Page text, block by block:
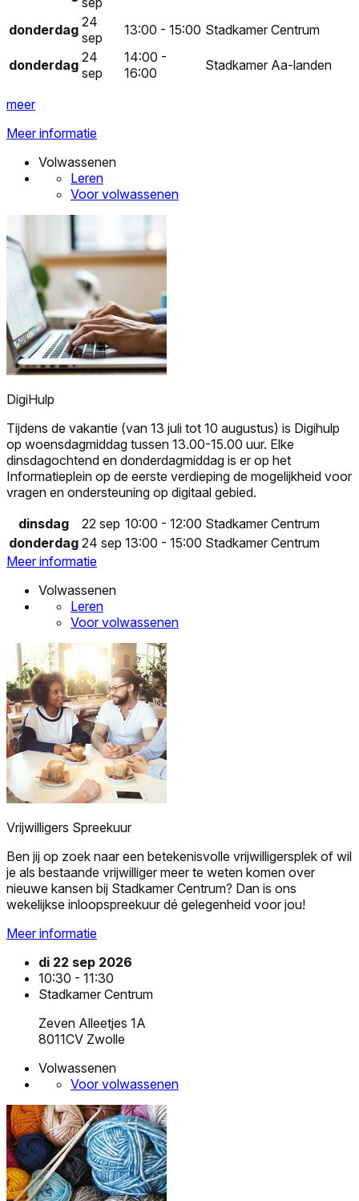
donderdag 24
sep
13:00 - 15:00 Stadkamer Centrum
donderdag 24
sep
14:00 -
16:00
Stadkamer Aa-landen
meer
Meer informatie
Volwassenen
Leren
Voor volwassenen
DigiHulp
Tijdens de vakantie (van 13 juli tot 10 augustus) is Digihulp
op woensdagmiddag tussen 13.00-15.00 uur. Elke
dinsdagochtend en donderdagmiddag is er op het
Informatieplein op de eerste verdieping de mogelijkheid voor
vragen en ondersteuning op digitaal gebied.
dinsdag
22 sep 10:00 - 12:00 Stadkamer Centrum
donderdag 24 sep 13:00 - 15:00 Stadkamer Centrum
Meer informatie
Volwassenen
Leren
Voor volwassenen
Vrijwilligers Spreekuur
Ben jij op zoek naar een betekenisvolle vrijwilligersplek of wil
je als bestaande vrijwilliger meer te weten komen over
nieuwe kansen bij Stadkamer Centrum? Dan is ons
wekelijkse inloopspreekuur dé gelegenheid voor jou!
Meer informatie
di 22 sep 2026
10:30 - 11:30
Stadkamer Centrum
Zeven Alleetjes 1A
8011CV Zwolle
Volwassenen
Voor volwassenen